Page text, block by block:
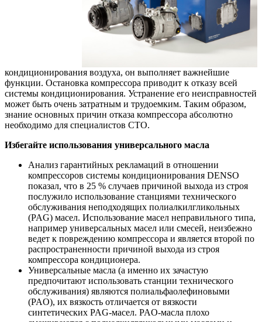
кондиционирования воздуха, он выполняет важнейшие
функции. Остановка компрессора приводит к отказу всей
системы кондиционирования. Устранение его неисправностей
может быть очень затратным и трудоемким. Таким образом,
знание основных причин отказа компрессора абсолютно
необходимо для специалистов СТО.
Избегайте использования универсального масла
Анализ гарантийных рекламаций в отношении
компрессоров системы кондиционирования DENSO
показал, что в 25 % случаев причиной выхода из строя
послужило использование станциями технического
обслуживания неподходящих полиалкилгликольных
(PAG) масел. Использование масел неправильного типа,
например универсальных масел или смесей, неизбежно
ведет к повреждению компрессора и является второй по
распространенности причиной выхода из строя
компрессора кондиционера.
Универсальные масла (а именно их зачастую
предпочитают использовать станции технического
обслуживания) являются полиальфаолефиновыми
(PAO), их вязкость отличается от вязкости
синтетических PAG-масел. PAO-масла плохо